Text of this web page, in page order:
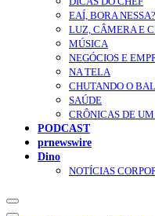
EAÍ, BORA NESSA?
LUZ, CÂMERA E
MÚSICA
NEGÓCIOS E
NA TELA
CHUTANDO O
SAÚDE
CRÔNICAS DE
PODCAST
prnewswire
Dino
NOTÍCIAS